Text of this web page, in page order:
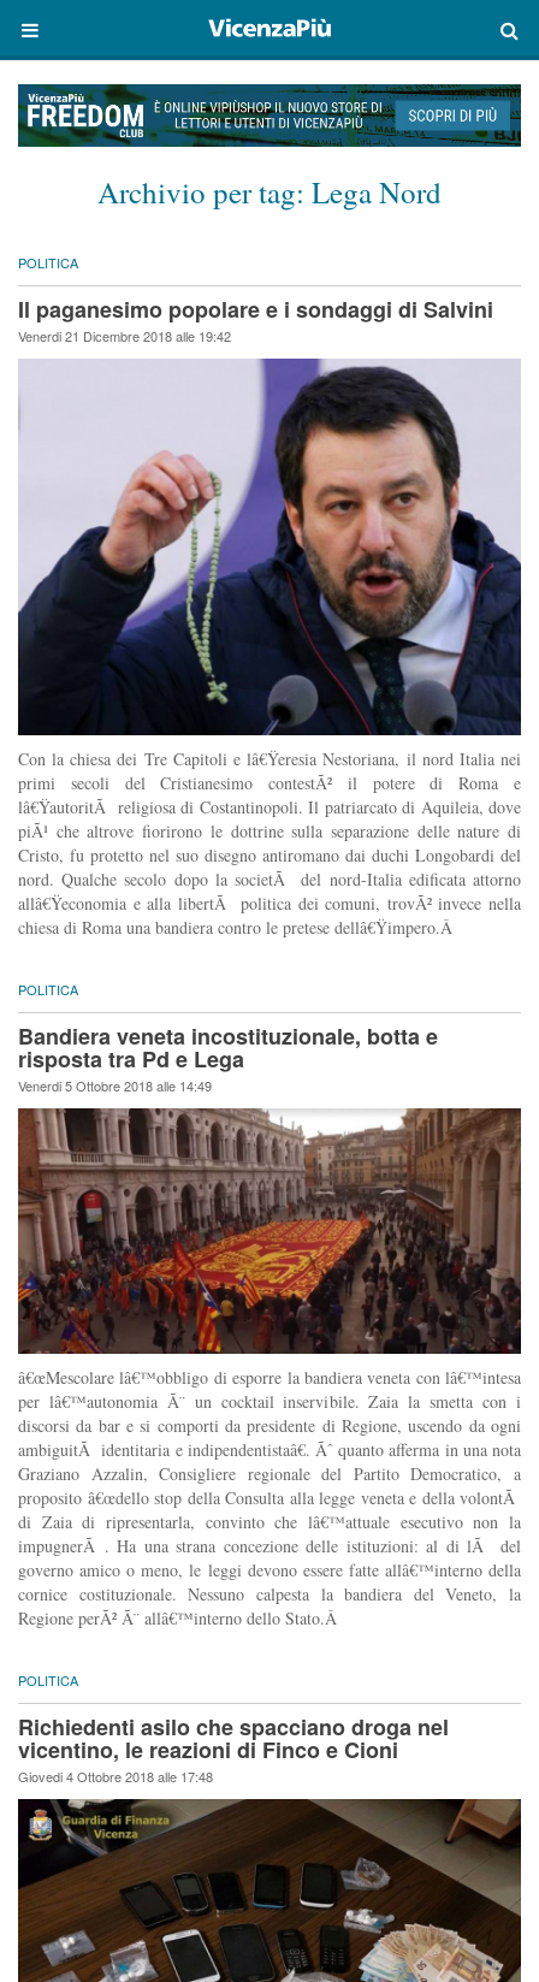
Archivio per tag: Lega Nord
POLITICA
Il paganesimo popolare e i sondaggi di Salvini
Venerdi 21 Dicembre 2018 alle 19:42
Con la chiesa dei Tre Capitoli e lâ€Ÿeresia Nestoriana, il nord Italia nei
primi secoli del Cristianesimo contestÃ² il potere di Roma e
lâ€ŸautoritÃ religiosa di Costantinopoli. Il patriarcato di Aquileia, dove
piÃ¹ che altrove fiorirono le dottrine sulla separazione delle nature di
Cristo, fu protetto nel suo disegno antiromano dai duchi Longobardi del
nord. Qualche secolo dopo la societÃ del nord-Italia edificata attorno
allâ€Ÿeconomia e alla libertÃ politica dei comuni, trovÃ² invece nella
chiesa di Roma una bandiera contro le pretese dellâ€Ÿimpero.Â
POLITICA
Bandiera veneta incostituzionale, botta e
risposta tra Pd e Lega
Venerdi 5 Ottobre 2018 alle 14:49
â€œMescolare lâ€™obbligo di esporre la bandiera veneta con lâ€™intesa
per lâ€™autonomia Ã¨ un cocktail inservibile. Zaia la smetta con i
discorsi da bar e si comporti da presidente di Regione, uscendo da ogni
ambiguitÃ identitaria e indipendentistaâ€. Ãˆ quanto afferma in una nota
Graziano Azzalin, Consigliere regionale del Partito Democratico, a
proposito â€œdello stop della Consulta alla legge veneta e della volontÃ
di Zaia di ripresentarla, convinto che lâ€™attuale esecutivo non la
impugnerÃ . Ha una strana concezione delle istituzioni: al di lÃ del
governo amico o meno, le leggi devono essere fatte allâ€™interno della
cornice costituzionale. Nessuno calpesta la bandiera del Veneto, la
Regione perÃ² Ã¨ allâ€™interno dello Stato.Â
POLITICA
Richiedenti asilo che spacciano droga nel
vicentino, le reazioni di Finco e Cioni
Giovedi 4 Ottobre 2018 alle 17:48